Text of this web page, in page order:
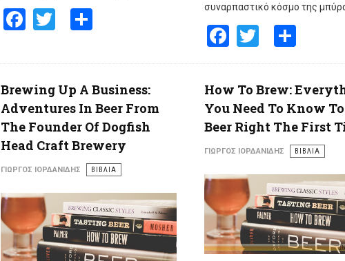
Facebook
TwitterShare
συναρπαστικό κόσμο της
Facebook
Twitter
Brewing Up A Business:
Adventures In Beer From
The Founder Of Dogfish
Head Craft Brewery
ΓΙΏΡΓΟΣ ΙΟΡΔΑΝΊΔΗΣ ΒΙΒΛΙΑ
How To Brew:
You Need To Know
Beer Right The First
ΓΙΏΡΓΟΣ ΙΟΡΔΑΝΊΔΗΣ ΒΙΒΛΙΑ